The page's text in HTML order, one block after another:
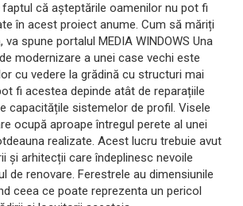
că așteptările oamenilor nu pot fi
în acest proiect anume. Cum să măriți
spune portalul MEDIA WINDOWS Una
modernizare a unei case vechi este
cu vedere la grădină cu structuri mai
fi acestea depinde atât de reparațiile
capacitățile sistemelor de profil. Visele
ocupă aproape întregul perete al unei
realizate. Acest lucru trebuie avut
și arhitecții care îndeplinesc nevoile
de renovare. Ferestrele au dimensiunile
ceea ce poate reprezenta un pericol